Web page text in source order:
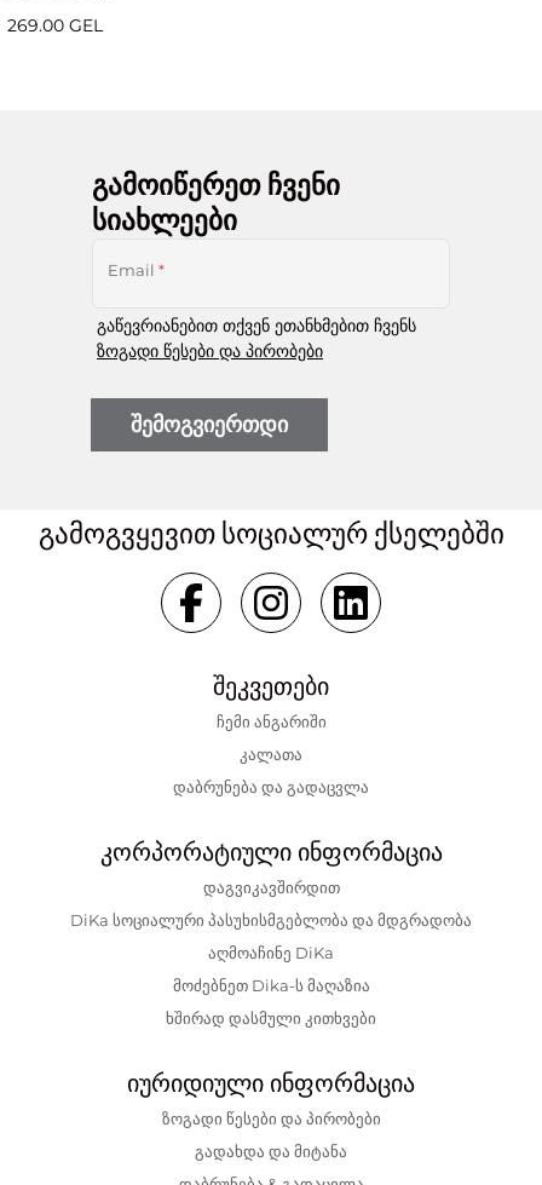
269.00 GEL
გამოიწერეთ ჩვენი
სიახლეები
Email *
გაწევრიანებით თქვენ ეთანხმებით ჩვენს
ზოგადი წესები და პირობები
შემოგვიერთდი
გამოგვყევით სოციალურ ქსელებში
შეკვეთები
ჩემი ანგარიში
კალათა
დაბრუნება და გადაცვლა
კორპორატიული ინფორმაცია
დაგვიკავშირდით
DiKa სოციალური პასუხისმგებლობა და მდგრადობა
აღმოაჩინე DiKa
მოძებნეთ Dika-ს მაღაზია
ხშირად დასმული კითხვები
იურიდიული ინფორმაცია
ზოგადი წესები და პირობები
გადახდა და მიტანა